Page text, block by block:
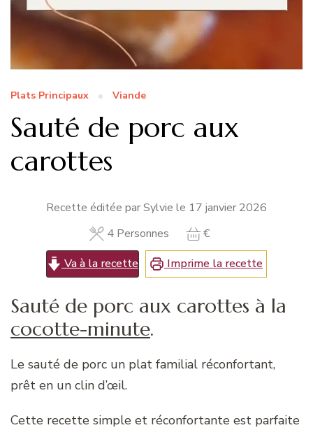
Plats Principaux Viande
Sauté de porc aux
carottes
Recette éditée par Sylvie le 17 janvier 2026
4 Personnes
€
Va à la recette
Imprime la recette
Sauté de porc aux carottes à la
cocotte-minute.
Le sauté de porc un plat familial réconfortant,
prêt en un clin d’œil.
Cette recette simple et réconfortante est parfaite